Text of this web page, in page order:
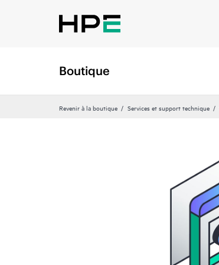
Boutique
Revenir à la boutique Services et support technique